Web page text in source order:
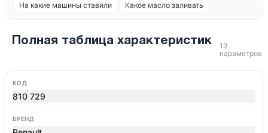
На какие машины ставили
Какое масло заливать
Полная таблица характеристик
13
параметров
КОД
810 729
БРЕНД